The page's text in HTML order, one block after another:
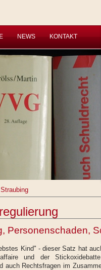
NEWS KONTAKT
Personenschaden,
Kind" - dieser Satz hat
und der
auch Rechtsfragen im